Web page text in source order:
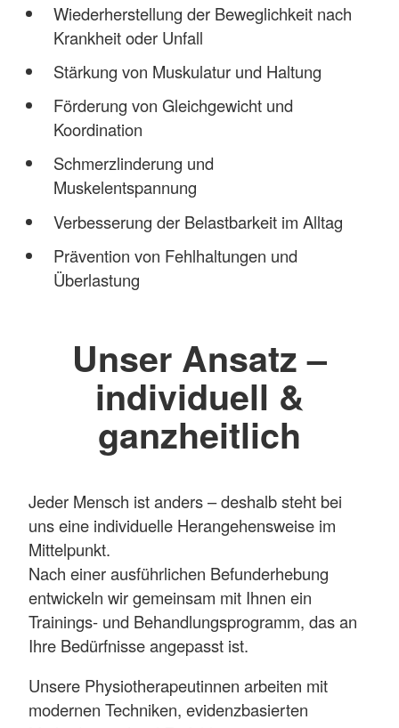
Wiederherstellung der Beweglichkeit nach
Krankheit oder Unfall
Stärkung von Muskulatur und Haltung
Förderung von Gleichgewicht und
Koordination
Schmerzlinderung und
Muskelentspannung
Verbesserung der Belastbarkeit im Alltag
Prävention von Fehlhaltungen und
Überlastung
Unser Ansatz –
individuell &
ganzheitlich
Jeder Mensch ist anders – deshalb steht bei
uns eine individuelle Herangehensweise im
Mittelpunkt.
Nach einer ausführlichen Befunderhebung
entwickeln wir gemeinsam mit Ihnen ein
Trainings- und Behandlungsprogramm, das an
Ihre Bedürfnisse angepasst ist.
Unsere Physiotherapeutinnen arbeiten mit
modernen Techniken, evidenzbasierten